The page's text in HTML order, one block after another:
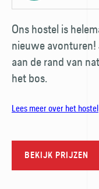
Ons hostel is
nieuwe
aan de rand van
het bos.
Lees meer over het hostel
BEKIJK PRIJZEN